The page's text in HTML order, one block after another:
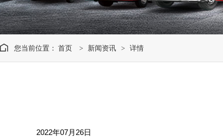
您当前位置： 首页 > 新闻资讯 > 详情
2022年07月26日